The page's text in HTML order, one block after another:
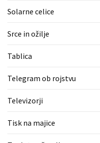
Solarne celice
Srce in ožilje
Tablica
Telegram ob rojstvu
Televizorji
Tisk na majice